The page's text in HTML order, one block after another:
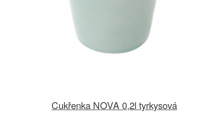
Cukřenka NOVA 0,2l tyrkysová